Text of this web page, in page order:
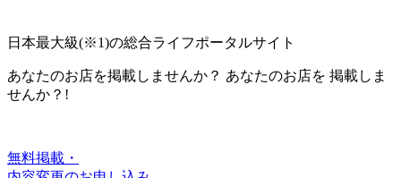
日本最大級(※1)の総合ライフポータルサイト
あなたのお店を掲載しませんか？ あなたのお店を 掲載しま
せんか？!
無料掲載・